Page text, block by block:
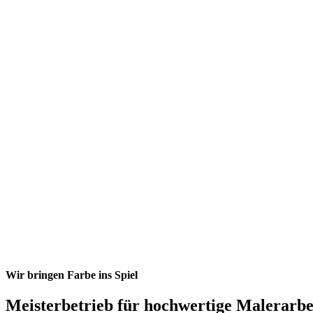
Wir bringen Farbe ins Spiel
Meisterbetrieb für hochwertige